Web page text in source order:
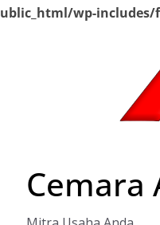
ublic_html/wp-
Cemara